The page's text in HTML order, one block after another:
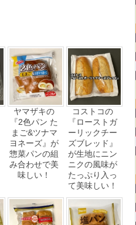
ヤマザキの
『2色パン た
まご&ツナマ
ヨネーズ』が
惣菜パンの組
み合わせで美
味しい！
コストコの
『ローストガ
ーリックチー
ズブレッド』
が生地にニン
ニクの風味が
たっぷり入っ
て美味しい！